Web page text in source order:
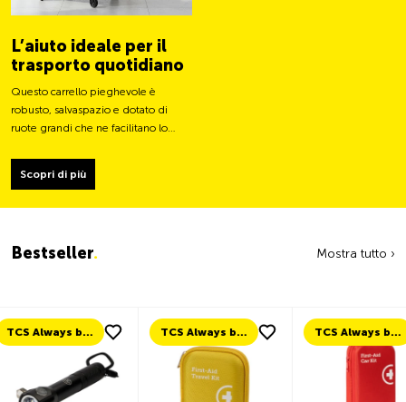
L’aiuto ideale per il
trasporto quotidiano
Questo carrello pieghevole è
robusto, salvaspazio e dotato di
ruote grandi che ne facilitano lo
Scopri di più
Bestseller. Mostra tutto ›
TCS Always by my side TCS Always by my side